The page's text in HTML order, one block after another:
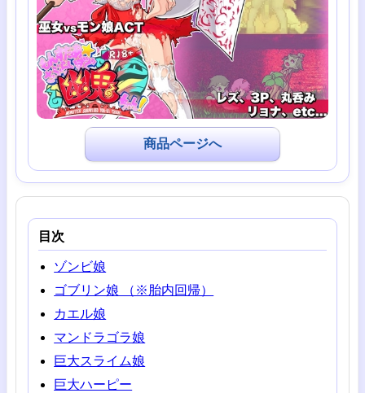
商品ページへ
目次
ゾンビ娘
ゴブリン娘 （※胎内回帰）
カエル娘
マンドラゴラ娘
巨大スライム娘
巨大ハーピー